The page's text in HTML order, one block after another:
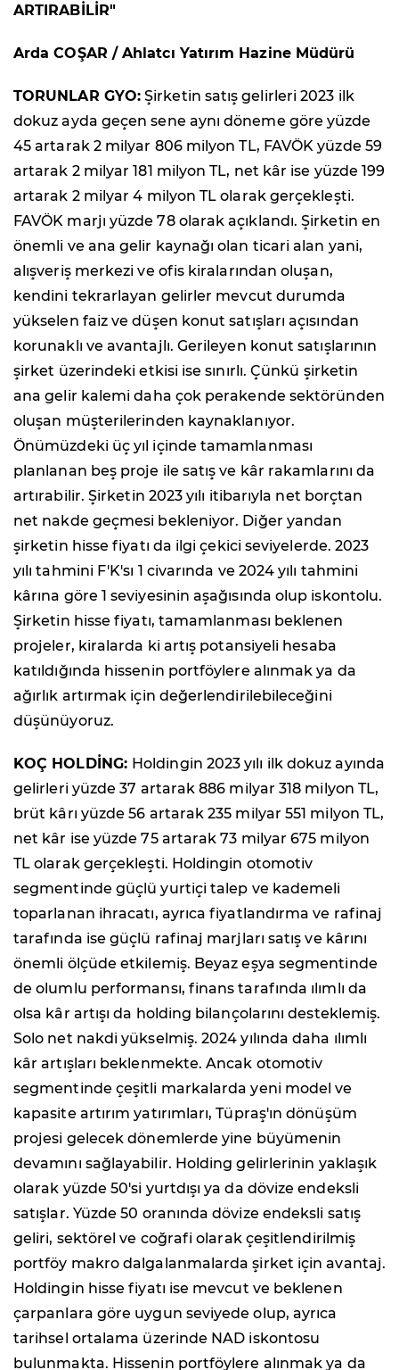
ARTIRABİLİR"
Arda COŞAR / Ahlatcı Yatırım Hazine Müdürü
TORUNLAR GYO: Şirketin satış gelirleri 2023 ilk
dokuz ayda geçen sene aynı döneme göre yüzde
45 artarak 2 milyar 806 milyon TL, FAVÖK yüzde 59
artarak 2 milyar 181 milyon TL, net kâr ise yüzde 199
artarak 2 milyar 4 milyon TL olarak gerçekleşti.
FAVÖK marjı yüzde 78 olarak açıklandı. Şirketin en
önemli ve ana gelir kaynağı olan ticari alan yani,
alışveriş merkezi ve ofis kiralarından oluşan,
kendini tekrarlayan gelirler mevcut durumda
yükselen faiz ve düşen konut satışları açısından
korunaklı ve avantajlı. Gerileyen konut satışlarının
şirket üzerindeki etkisi ise sınırlı. Çünkü şirketin
ana gelir kalemi daha çok perakende sektöründen
oluşan müşterilerinden kaynaklanıyor.
Önümüzdeki üç yıl içinde tamamlanması
planlanan beş proje ile satış ve kâr rakamlarını da
artırabilir. Şirketin 2023 yılı itibarıyla net borçtan
net nakde geçmesi bekleniyor. Diğer yandan
şirketin hisse fiyatı da ilgi çekici seviyelerde. 2023
yılı tahmini F'K'sı 1 civarında ve 2024 yılı tahmini
kârına göre 1 seviyesinin aşağısında olup iskontolu.
Şirketin hisse fiyatı, tamamlanması beklenen
projeler, kiralarda ki artış potansiyeli hesaba
katıldığında hissenin portföylere alınmak ya da
ağırlık artırmak için değerlendirilebileceğini
düşünüyoruz.
KOÇ HOLDİNG: Holdingin 2023 yılı ilk dokuz ayında
gelirleri yüzde 37 artarak 886 milyar 318 milyon TL,
brüt kârı yüzde 56 artarak 235 milyar 551 milyon TL,
net kâr ise yüzde 75 artarak 73 milyar 675 milyon
TL olarak gerçekleşti. Holdingin otomotiv
segmentinde güçlü yurtiçi talep ve kademeli
toparlanan ihracatı, ayrıca fiyatlandırma ve rafinaj
tarafında ise güçlü rafinaj marjları satış ve kârını
önemli ölçüde etkilemiş. Beyaz eşya segmentinde
de olumlu performansı, finans tarafında ılımlı da
olsa kâr artışı da holding bilançolarını desteklemiş.
Solo net nakdi yükselmiş. 2024 yılında daha ılımlı
kâr artışları beklenmekte. Ancak otomotiv
segmentinde çeşitli markalarda yeni model ve
kapasite artırım yatırımları, Tüpraş'ın dönüşüm
projesi gelecek dönemlerde yine büyümenin
devamını sağlayabilir. Holding gelirlerinin yaklaşık
olarak yüzde 50'si yurtdışı ya da dövize endeksli
satışlar. Yüzde 50 oranında dövize endeksli satış
geliri, sektörel ve coğrafi olarak çeşitlendirilmiş
portföy makro dalgalanmalarda şirket için avantaj.
Holdingin hisse fiyatı ise mevcut ve beklenen
çarpanlara göre uygun seviyede olup, ayrıca
tarihsel ortalama üzerinde NAD iskontosu
bulunmakta. Hissenin portföylere alınmak ya da